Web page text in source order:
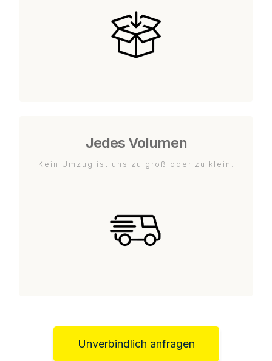
Jedes Volumen
Kein Umzug ist uns zu groß oder zu klein.
Unverbindlich anfragen